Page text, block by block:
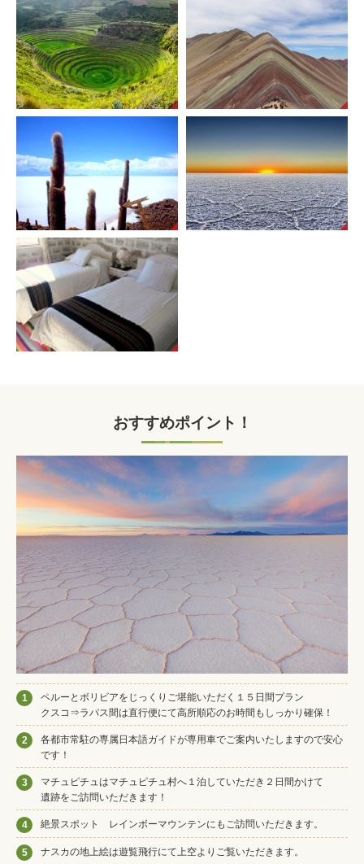
おすすめポイント！
1
ペルーとボリビアをじっくりご堪能いただく１５日間プラン
クスコ⇒ラパス間は直行便にて高所順応のお時間もしっかり確保！
2
各都市常駐の専属日本語ガイドが専用車でご案内いたしますので安心
です！
3
マチュピチュはマチュピチュ村へ１泊していただき２日間かけて
遺跡をご訪問いただきます！
4 絶景スポット レインボーマウンテンにもご訪問いただきます。
5 ナスカの地上絵は遊覧飛行にて上空よりご覧いただきます。